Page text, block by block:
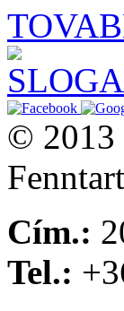
© 2013
Cím.:
Tel.: